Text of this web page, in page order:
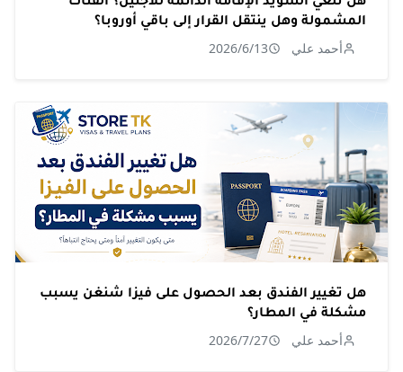
المشمولة وهل ينتقل القرار إلى باقي أوروبا؟
أحمد علي 2026/6/13
هل تغيير الفندق بعد الحصول على فيزا شنغن يسبب
مشكلة في المطار؟
أحمد علي 2026/7/27